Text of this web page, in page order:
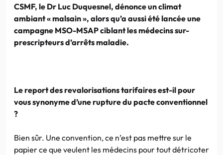
CSMF, le Dr Luc Duquesnel, dénonce un climat
ambiant « malsain », alors qu’a aussi été lancée une
campagne MSO-MSAP ciblant les médecins sur-
prescripteurs d’arrêts maladie.
Le report des revalorisations tarifaires est-il pour
vous synonyme d’une rupture du pacte conventionnel
?
Bien sûr. Une convention, ce n’est pas mettre sur le
papier ce que veulent les médecins pour tout détricoter